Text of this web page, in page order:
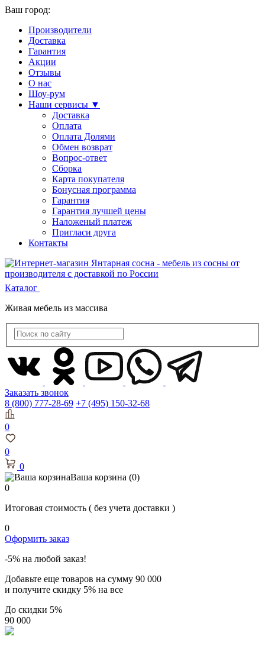
Ваш город:
Производители
Доставка
Гарантия
Акции
Отзывы
О нас
Шоу-рум
Наши сервисы ▼
Доставка
Оплата
Оплата Долями
Обмен возврат
Вопрос-ответ
Сборка
Карта покупателя
Бонусная программа
Гарантия
Гарантия лучшей цены
Наложеный платеж
Пригласи друга
Контакты
Каталог
Живая мебель из массива
Заказать звонок
8 (800) 777-28-69 +7 (495) 150-32-68
0
0
0
Ваша корзина (0)
0
Итоговая стоимость ( без учета доставки )
0
Оформить заказ
-5% на любой заказ!
Добавьте еще товаров на сумму 90 000
и получите скидку 5% на все
До скидки 5%
90 000